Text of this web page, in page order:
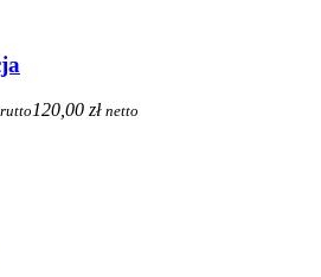
120,00 zł netto